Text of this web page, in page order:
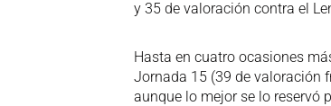
y 35 de valoración contra el
Hasta en cuatro ocasiones
Jornada 15 (39 de valoración
aunque lo mejor se lo reservó